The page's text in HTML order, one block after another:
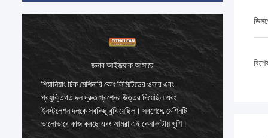
জনাব আইজ্যাক আসারে
শিয়ানিয়াং চিক মেশিনারি কোং লিমিটেডের ওলার এবং
প্রযুক্তিগত দল দ্রুত প্রশ্নের উত্তর দিয়েছিল এবং
ইনস্টলেশন দলকে সবকিছু বুঝিয়েছিল। সবশেষে, মেশিনটি
ভালোভাবে কাজ করছে এবং আমরা এই কেনাকাটায় খুশি।